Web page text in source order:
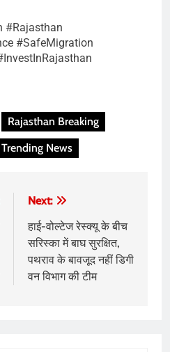
#Rajasthan
#SafeMigration
Rajasthan Breaking
Trending News
Next:
हाई-वोल्टेज रेस्क्यू के बीच
सरिस्का में बाघ सुरक्षित,
पथराव के बावजूद नहीं डिगी
वन विभाग की टीम